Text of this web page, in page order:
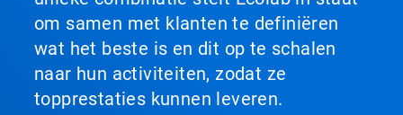
om samen met klanten te definiëren
wat het beste is en dit op te schalen
naar hun activiteiten, zodat ze
topprestaties kunnen leveren.